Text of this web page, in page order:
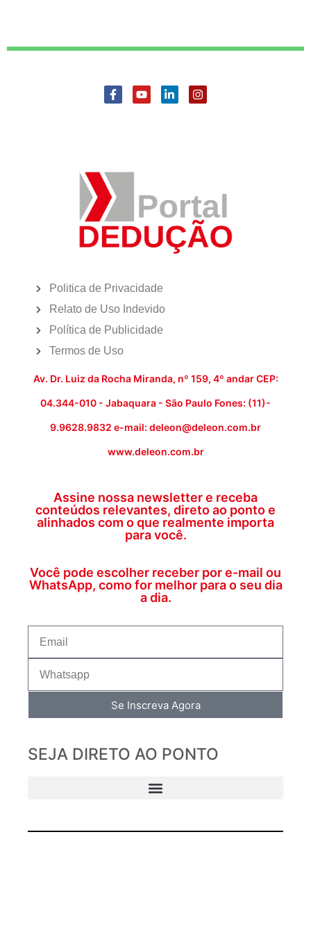
Politica de Privacidade
Relato de Uso Indevido
Política de Publicidade
Termos de Uso
Av. Dr. Luiz da Rocha Miranda, nº 159, 4º andar CEP:
04.344-010 - Jabaquara - São Paulo Fones: (11)-
9.9628.9832 e-mail: deleon@deleon.com.br
www.deleon.com.br
Assine nossa newsletter e receba
conteúdos relevantes, direto ao ponto e
alinhados com o que realmente importa
para você.
Você pode escolher receber por e-mail ou
WhatsApp, como for melhor para o seu dia
a dia.
Se Inscreva Agora
SEJA DIRETO AO PONTO